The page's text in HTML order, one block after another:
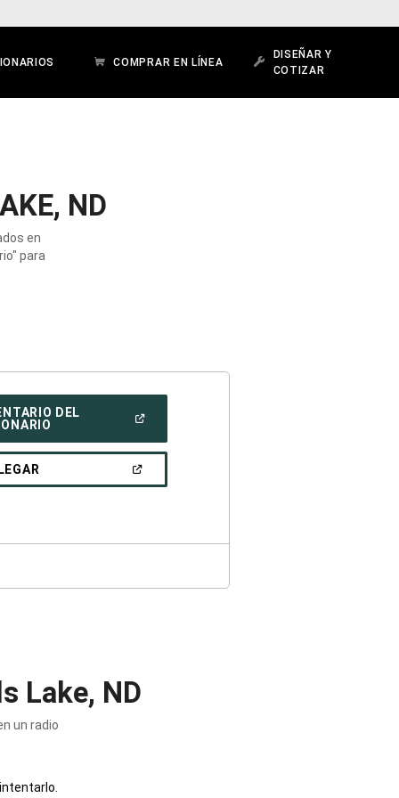
COMPRAR EN LÍNEA
DISEÑAR Y
COTIZAR
ND
en
para
DEL
UNA
Lake, ND
un radio